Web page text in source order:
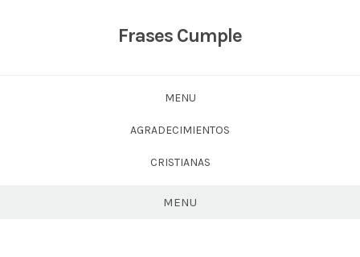
Frases Cumple
MENU
AGRADECIMIENTOS
CRISTIANAS
MENU